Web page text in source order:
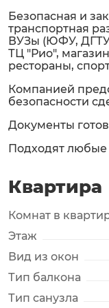
Безопасная и
транспортная
ВУЗы (ЮФУ,
ТЦ "Рио",
рестораны,
Компанией
безопасности
Документы
Подходят любые
Квартира
Комнат в
Этаж
Вид из окон
Тип балкона
Тип санузла